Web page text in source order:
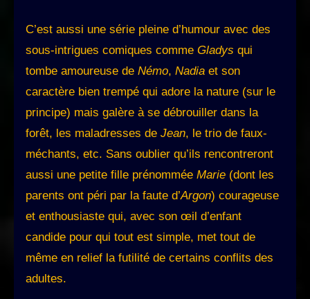
C’est aussi une série pleine d’humour avec des
sous-intrigues comiques comme Gladys qui
tombe amoureuse de Némo, Nadia et son
caractère bien trempé qui adore la nature (sur le
principe) mais galère à se débrouiller dans la
forêt, les maladresses de Jean, le trio de faux-
méchants, etc. Sans oublier qu’ils rencontreront
aussi une petite fille prénommée Marie (dont les
parents ont péri par la faute d’Argon) courageuse
et enthousiaste qui, avec son œil d’enfant
candide pour qui tout est simple, met tout de
même en relief la futilité de certains conflits des
adultes.